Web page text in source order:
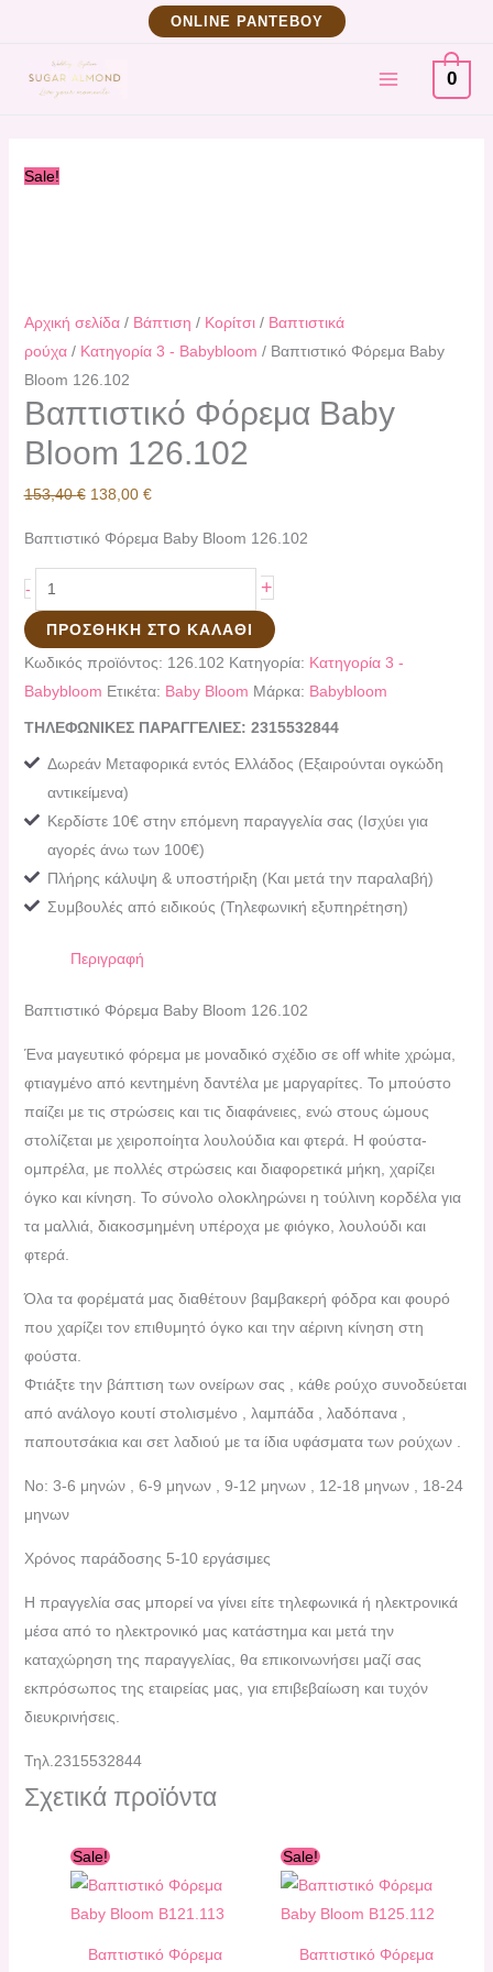
περιεχόμενο
ΟNLINE ΡΑΝΤΕΒΟΥ
MAIN
MENU
0
Sale!
Αρχική σελίδα/ Βάπτιση / Κορίτσι/ Βαπτιστικά
ρούχα/ Κατηγορία 3 - Babybloom / Βαπτιστικό Φόρεμα Baby
Bloom 126.102
Βαπτιστικό Φόρεμα Baby
Bloom 126.102
153,40€
was:
153,40 €.
138,00 €
Η
τρέχουσα
Βαπτιστικό Φόρεμα Baby Bloom 126.102
-
Baby
Bloom
+
ΠΡΟΣΘΉΚΗ ΣΤΟ ΚΑΛΆΘΙ
Κωδικός προϊόντος: 126.102 Κατηγορία: Κατηγορία 3 -
Babybloom Ετικέτα: Baby Bloom Μάρκα: Babybloom
ΤΗΛΕΦΩΝΙΚΕΣ ΠΑΡΑΓΓΕΛΙΕΣ: 2315532844
Δωρεάν Μεταφορικά εντός Ελλάδος (Εξαιρούνται ογκώδη
αντικείμενα)
Κερδίστε 10€ στην επόμενη παραγγελία σας (Ισχύει για
αγορές άνω των 100€)
Πλήρης κάλυψη & υποστήριξη (Και μετά την παραλαβή)
Συμβουλές από ειδικούς (Τηλεφωνική εξυπηρέτηση)
Περιγραφή
Βαπτιστικό Φόρεμα Baby Bloom 126.102
Ένα μαγευτικό φόρεμα με μοναδικό σχέδιο σε off white χρώμα,
φτιαγμένο από κεντημένη δαντέλα με μαργαρίτες. Το μπούστο
παίζει με τις στρώσεις και τις διαφάνειες, ενώ στους ώμους
στολίζεται με χειροποίητα λουλούδια και φτερά. Η φούστα-
ομπρέλα, με πολλές στρώσεις και διαφορετικά μήκη, χαρίζει
όγκο και κίνηση. Το σύνολο ολοκληρώνει η τούλινη κορδέλα για
τα μαλλιά, διακοσμημένη υπέροχα με φιόγκο, λουλούδι και
φτερά.
Όλα τα φορέματά μας διαθέτουν βαμβακερή φόδρα και φουρό
που χαρίζει τον επιθυμητό όγκο και την αέρινη κίνηση στη
φούστα.
Φτιάξτε την βάπτιση των ονείρων σας , κάθε ρούχο συνοδεύεται
από ανάλογο κουτί στολισμένο , λαμπάδα , λαδόπανα ,
παπουτσάκια και σετ λαδιού με τα ίδια υφάσματα των ρούχων .
No: 3-6 μηνών , 6-9 μηνων , 9-12 μηνων , 12-18 μηνων , 18-24
μηνων
Χρόνος παράδοσης 5-10 εργάσιμες
H πραγγελία σας μπορεί να γίνει είτε τηλεφωνικά ή ηλεκτρονικά
μέσα από το ηλεκτρονικό μας κατάστημα και μετά την
καταχώρηση της παραγγελίας, θα επικοινωνήσει μαζί σας
εκπρόσωπος της εταιρείας μας, για επιβεβαίωση και τυχόν
διευκρινήσεις.
Τηλ.2315532844
Σχετικά προϊόντα
Sale!
Βαπτιστικό Φόρεμα
was:
τιμή
90,00 €.
Sale!
Βαπτιστικό Φόρεμα
was:
τιμή
150,00 €.